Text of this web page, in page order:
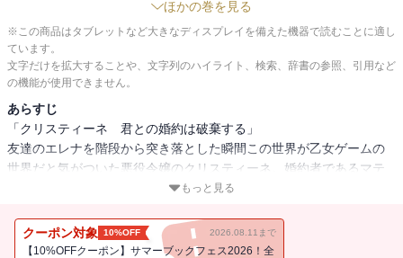
ほかの巻を見る
※この商品はタブレットなど大きなディスプレイを備えた機器で読むことに適し
ています。
文字だけを拡大することや、文字列のハイライト、検索、辞書の参照、引用など
の機能が使用できません。
あらすじ
「クリスティーネ 君との婚約は破棄する」
友達のエレナを階段から突き落とした瞬間この世界が乙女ゲームの
世界だと気がついた悪役令嬢のクリスティーネ。婚約者であるマテ
ィアスの想い人に手を出してしまい、手遅れだと悟ったクリスティ
今後の処遇を待つクリスティーネだったが、審問に来たゲーム内の
隠しキャラ・アンリ殿下に突然求婚されてしまいーー！？
もっと見る
クーポン対象 10%OFF 2026.08.11まで
【10%OFFクーポン】サマーブックフェス2026！全